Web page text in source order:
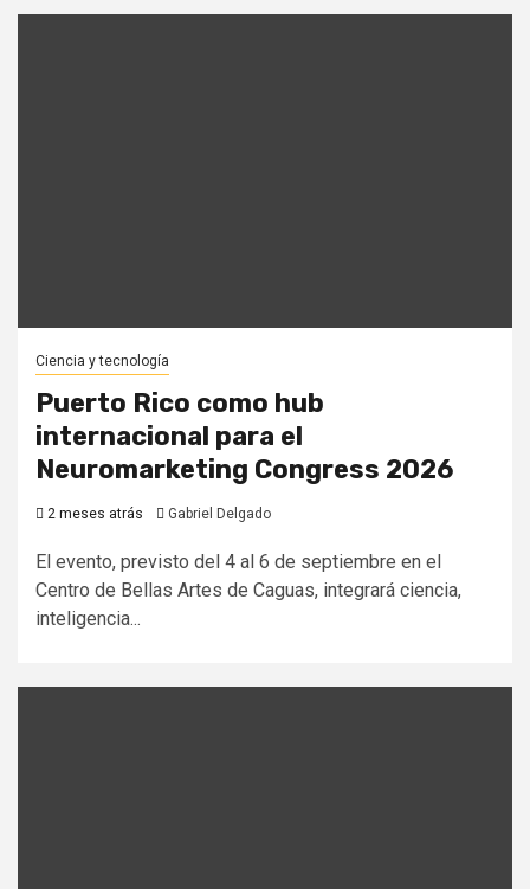
Ciencia y tecnología
Puerto Rico como hub
internacional para el
Neuromarketing Congress 2026
2 meses atrás Gabriel Delgado
El evento, previsto del 4 al 6 de septiembre en el
Centro de Bellas Artes de Caguas, integrará ciencia,
inteligencia...